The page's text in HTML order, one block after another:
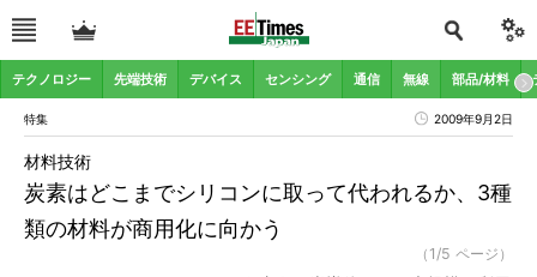
テクノロジー 先端技術 デバイス センシング 通信 無線 部品/材料
特集 2009年9月2日
炭素はどこまでシリコンに取って代われるか、3種
類の材料が商用化に向かう
材料技術
（1/5 ページ）